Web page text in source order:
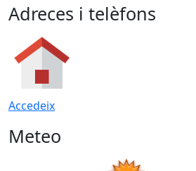
Adreces i telèfons
Accedeix
Meteo